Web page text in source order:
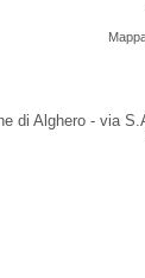
di Alghero - via